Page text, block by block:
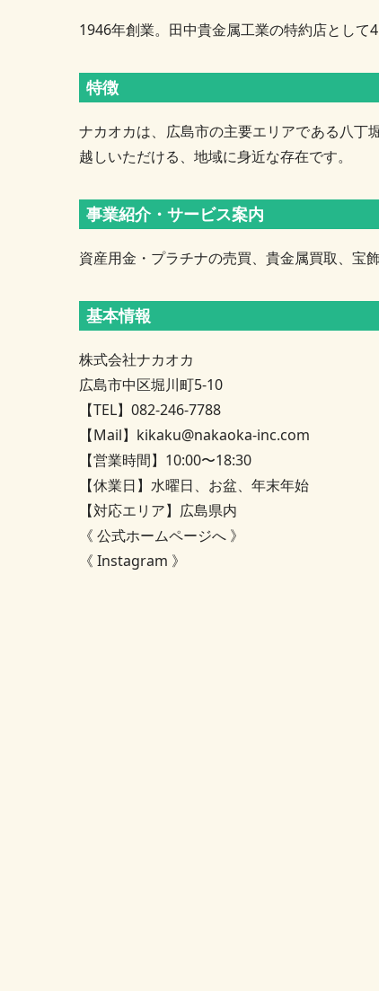
1946年創業。田中貴金属工業の特約店として
特徴
ナカオカは、広島市の主要エリアである八丁
越しいただける、地域に身近な存在です。
事業紹介・サービス案内
資産用金・プラチナの売買、貴金属買取、宝
基本情報
株式会社ナカオカ
広島市中区堀川町5-10
【TEL】082-246-7788
【Mail】 kikaku@nakaoka-inc.com
【営業時間】10:00〜18:30
【休業日】水曜日、お盆、年末年始
【対応エリア】広島県内
《 公式ホームページへ 》
《 Instagram 》